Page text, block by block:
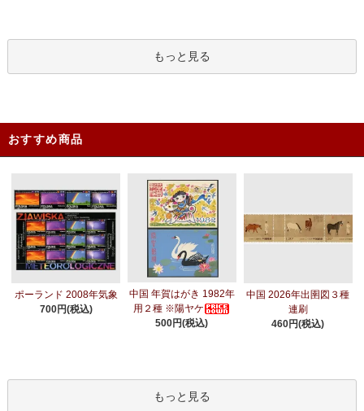
もっと見る
おすすめ商品
ポーランド 2008年気象
700円(税込)
中国 年賀はがき 1982年
用２種 ※陽ヤケ
500円(税込)
中国 2026年出圉図３種
連刷
460円(税込)
もっと見る